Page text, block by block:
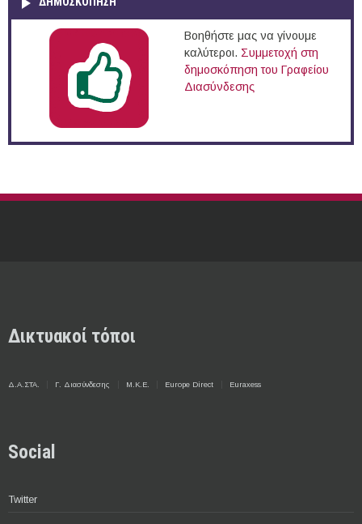
Βοηθήστε μας να γίνουμε
καλύτεροι. Συμμετοχή στη
δημοσκόπηση του Γραφείου
Διασύνδεσης
Δικτυακοί τόποι
Δ.Α.ΣΤΑ. Γ. Διασύνδεσης Μ.Κ.Ε. Europe Direct Euraxess
Social
Twitter